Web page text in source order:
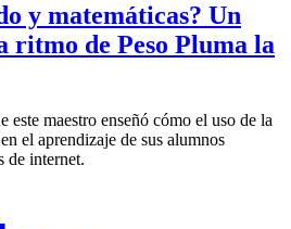
y matemáticas? Un
ritmo de Peso Pluma la
este maestro enseñó cómo el uso de la
el aprendizaje de sus alumnos
de internet.